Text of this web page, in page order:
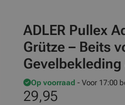
ADLER Pullex
Grütze – Beits
Op voorraad - Voor 17:00
29,95